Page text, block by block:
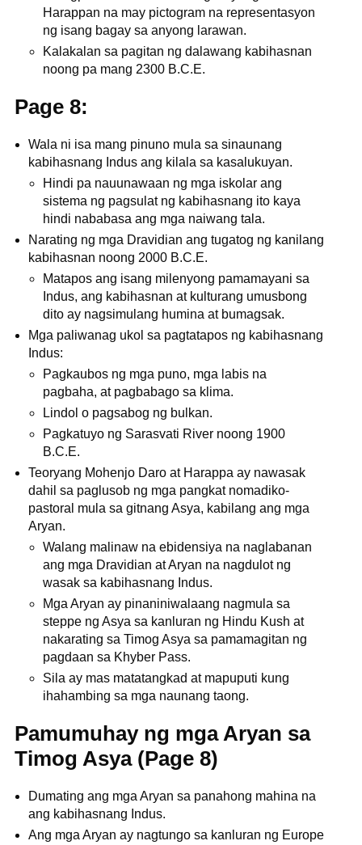
Harappan na may pictogram na representasyon
ng isang bagay sa anyong larawan.
Kalakalan sa pagitan ng dalawang kabihasnan
noong pa mang 2300 B.C.E.
Page 8:
Wala ni isa mang pinuno mula sa sinaunang
kabihasnang Indus ang kilala sa kasalukuyan.
Hindi pa nauunawaan ng mga iskolar ang
sistema ng pagsulat ng kabihasnang ito kaya
hindi nababasa ang mga naiwang tala.
Narating ng mga Dravidian ang tugatog ng kanilang
kabihasnan noong 2000 B.C.E.
Matapos ang isang milenyong pamamayani sa
Indus, ang kabihasnan at kulturang umusbong
dito ay nagsimulang humina at bumagsak.
Mga paliwanag ukol sa pagtatapos ng kabihasnang
Indus:
Pagkaubos ng mga puno, mga labis na
pagbaha, at pagbabago sa klima.
Lindol o pagsabog ng bulkan.
Pagkatuyo ng Sarasvati River noong 1900
B.C.E.
Teoryang Mohenjo Daro at Harappa ay nawasak
dahil sa paglusob ng mga pangkat nomadiko-
pastoral mula sa gitnang Asya, kabilang ang mga
Aryan.
Walang malinaw na ebidensiya na naglabanan
ang mga Dravidian at Aryan na nagdulot ng
wasak sa kabihasnang Indus.
Mga Aryan ay pinaniniwalaang nagmula sa
steppe ng Asya sa kanluran ng Hindu Kush at
nakarating sa Timog Asya sa pamamagitan ng
pagdaan sa Khyber Pass.
Sila ay mas matatangkad at mapuputi kung
ihahambing sa mga naunang taong.
Pamumuhay ng mga Aryan sa
Timog Asya (Page 8)
Dumating ang mga Aryan sa panahong mahina na
ang kabihasnang Indus.
Ang mga Aryan ay nagtungo sa kanluran ng Europe